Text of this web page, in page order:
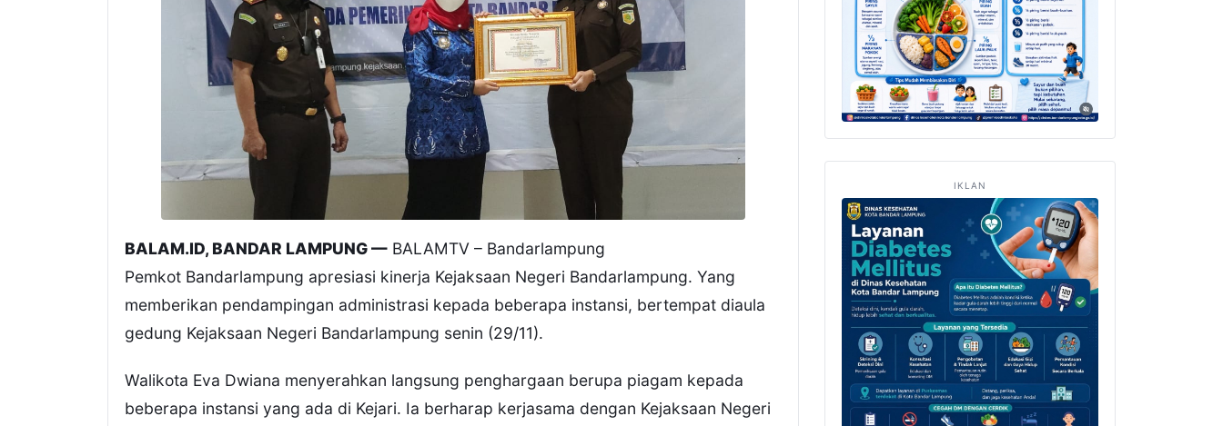
BALAM.ID, BANDAR LAMPUNG — BALAMTV – Bandarlampung
Pemkot Bandarlampung apresiasi kinerja Kejaksaan Negeri Bandarlampung. Yang
memberikan pendampingan administrasi kepada beberapa instansi, bertempat diaula
gedung Kejaksaan Negeri Bandarlampung senin (29/11).
Walikota Eva Dwiana menyerahkan langsung penghargaan berupa piagam kepada
beberapa instansi yang ada di Kejari. Ia berharap kerjasama dengan Kejaksaan Negeri
IKLAN